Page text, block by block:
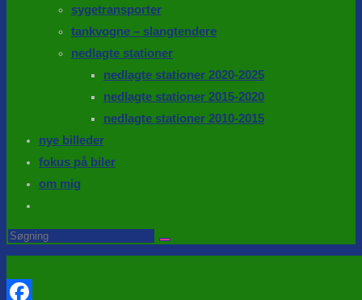
sygetransporter
tankvogne – slangtendere
nedlagte stationer
nedlagte stationer 2020-2025
nedlagte stationer 2015-2020
nedlagte stationer 2010-2015
nye billeder
fokus på biler
om mig
website
search
Search
this
website